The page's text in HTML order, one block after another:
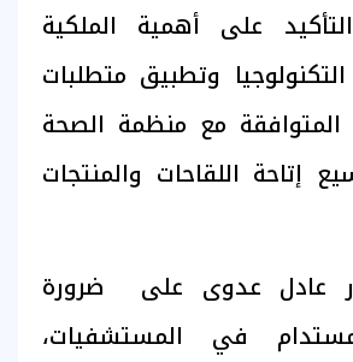
على أهمية الملكية
وتطبيق متطلبات
المتوافقة مع منظمة الصحة
إتاحة اللقاحات والمنتجات
عادل عدوى على ضرورة
في المستشفيات،